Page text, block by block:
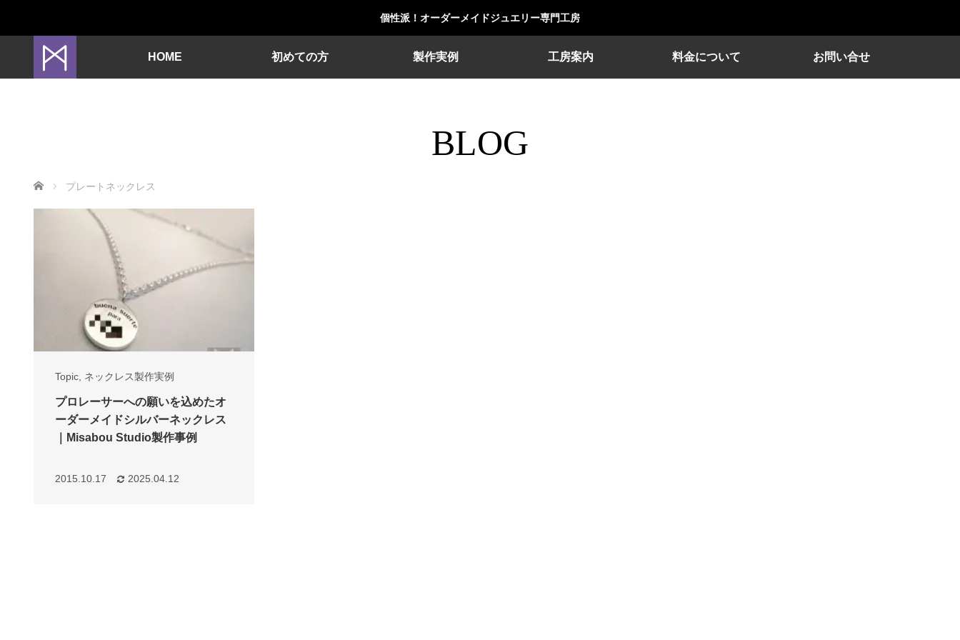
個性派！オーダーメイドジュエリー専門工房
HOME 初めての方 製作実例 工房案内 料金について お問い合せ
BLOG
ホーム プレートネックレス
Topic ネックレス製作実例
プロレーサーへの願いを込めたオ
ーダーメイドシルバーネックレス
｜Misabou Studio製作事例
2015.10.17 2025.04.12